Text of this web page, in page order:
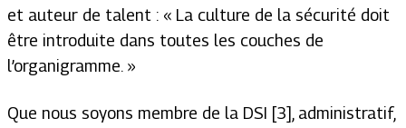
et auteur de talent : « La culture de la sécurité doit
être introduite dans toutes les couches de
l’organigramme. »
Que nous soyons membre de la DSI [3], administratif,